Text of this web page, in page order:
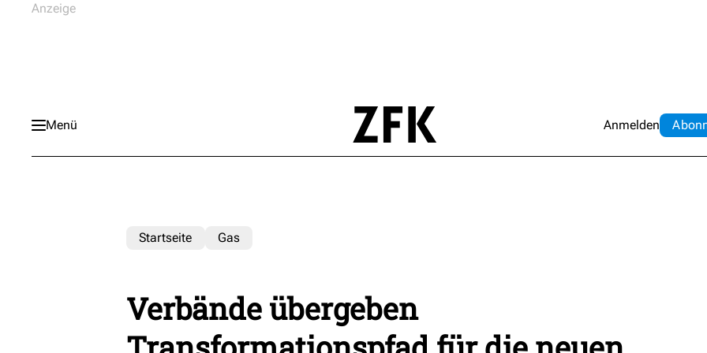
Menü Anmelden Abo
Startseite Gas
Verbände übergeben